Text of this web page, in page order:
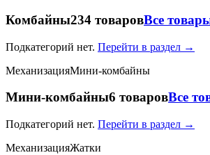
Комбайны234 товаровВсе
Подкатегорий нет. Перейти в раздел →
МеханизацияМини-комбайны
Мини-комбайны6 товаровВсе
Подкатегорий нет. Перейти в раздел →
МеханизацияЖатки